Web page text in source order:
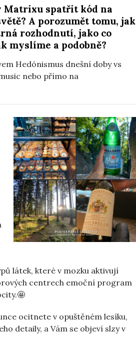
Matrixu spatřit kód na
A porozumět tomu, jak
rozhodnutí, jako co
myslíme a podobně?
Hedónismus dnešní doby vs
nebo přímo na
látek, které v mozku aktivují
centrech emoční program
ocitnete v opuštěném lesíku,
detaily, a Vám se objeví slzy v